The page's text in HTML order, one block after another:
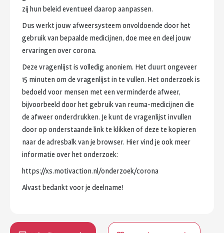
zij hun beleid eventueel daarop aanpassen.
Dus werkt jouwafweersysteem onvoldoende doorhet
gebruik van bepaalde medicijnen, doe mee en deel jouw
ervaringen overcorona.
Deze vragenlijst is volledig anoniem. Het duurt ongeveer
15 minuten om de vragenlijst in te vullen. Het onderzoek is
bedoeld voor mensen met een verminderde afweer,
bijvoorbeeld doorhet gebruik van reuma-medicijnen die
de afweeronderdrukken. Je kunt de vragenlijst invullen
doorop onderstaande link te klikken of deze te kopieren
naarde adresbalk van je browser. Hiervind je ook meer
informatie overhet onderzoek:
https://xs.motivaction.nl/onderzoek/corona
Alvast bedankt voorje deelname!